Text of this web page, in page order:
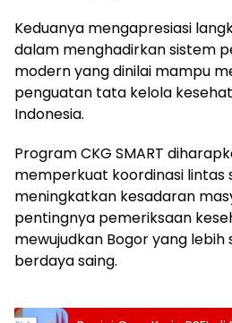
Keduanya mengapresiasi
dalam menghadirkan sistem
modern yang dinilai mampu
penguatan tata kelola
Indonesia.
Program CKG SMART
memperkuat koordinasi lintas
meningkatkan kesadaran
pentingnya pemeriksaan
mewujudkan Bogor yang lebih
berdaya saing.